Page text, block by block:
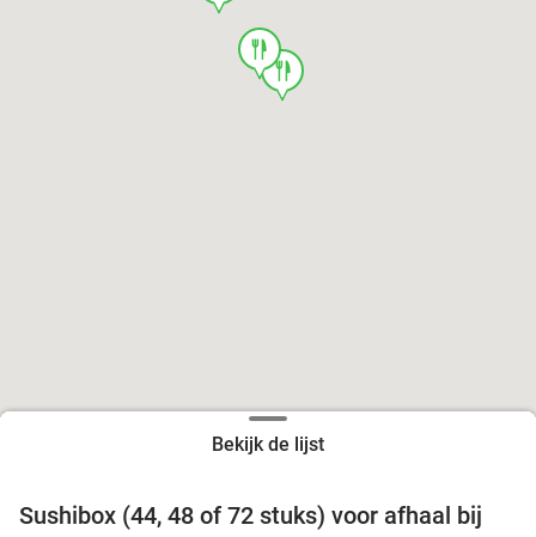
food
food
Bekijk de lijst
45%
Sushibox (44, 48 of 72 stuks) voor afhaal bij